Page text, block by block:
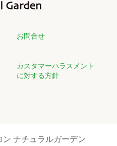
お問合せ
カスタマーハラスメント
に対する方針
ン ナチュラルガーデン